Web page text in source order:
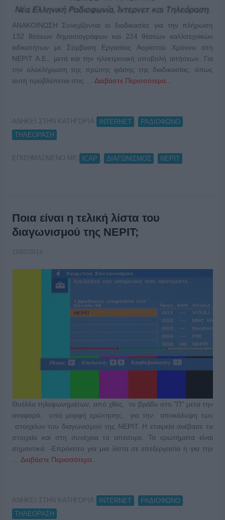
ΑΝΑΚΟΙΝΩΣΗ Συνεχίζονται οι διαδικασίες για την πλήρωση
132 θέσεων δημοσιογράφων και 224 θέσεων καλλιτεχνικών
ειδικοτήτων με Σύμβαση Εργασίας Αορίστου Χρόνου στη
ΝΕΡΙΤ Α.Ε., μετά και την ηλεκτρονική υποβολή αιτήσεων. Για
την ολοκλήρωση της πρώτης φάσης της διαδικασίας, όπως
αυτή προβλέπεται στις … Διαβάστε Περισσότερα...
ΑΝΗΚΕΙ ΣΤΗΝ ΚΑΤΗΓΟΡΙΑ: INTERNET ΡΑΔΙΟΦΩΝΟ
ΤΗΛΕΟΡΑΣΗ
ΕΠΙΣΗΜΑΣΜΕΝΟ ΜΕ: ICAP ΔΙΑΓΩΝΙΣΜΟΣ ΝΕΡΙΤ
Ποια είναι η τελική λίστα του
διαγωνισμού της ΝΕΡΙΤ;
11/02/2014
Θυέλλα τηλεφωνημάτων, από χθες, το βράδυ στο "Π" μετά την
αναφορά, υπό μορφή ερώτησης, για την αποκάλυψη των
στοιχείων του διαγωνισμού της ΝΕΡΙΤ. Η εταιρεία ανέβασε τα
στοιχεία και στη συνέχεια τα απέσυρε. Τα ερωτήματα είναι
σημαντικά: -Επρόκειτο για μια λίστα σε επεξεργασία ή για την
Διαβάστε Περισσότερα...
ΑΝΗΚΕΙ ΣΤΗΝ ΚΑΤΗΓΟΡΙΑ: INTERNET ΡΑΔΙΟΦΩΝΟ
ΤΗΛΕΟΡΑΣΗ